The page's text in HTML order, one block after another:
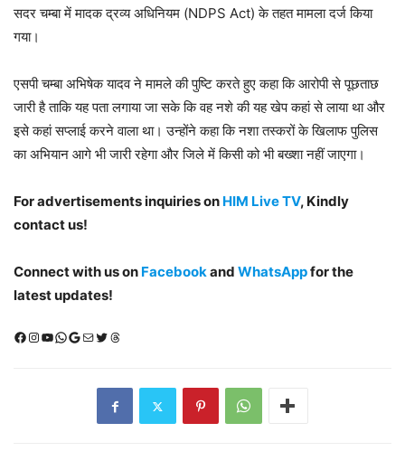
सदर चम्बा में मादक द्रव्य अधिनियम (NDPS Act) के तहत मामला दर्ज किया
गया।
एसपी चम्बा अभिषेक यादव ने मामले की पुष्टि करते हुए कहा कि आरोपी से पूछताछ
जारी है ताकि यह पता लगाया जा सके कि वह नशे की यह खेप कहां से लाया था और
इसे कहां सप्लाई करने वाला था। उन्होंने कहा कि नशा तस्करों के खिलाफ पुलिस
का अभियान आगे भी जारी रहेगा और जिले में किसी को भी बख्शा नहीं जाएगा।
For advertisements inquiries on HIM Live TV, Kindly
contact us!
Connect with us on Facebookand WhatsAppfor the
latest updates!
Facebook
Instagram
YouTube
WhatsApp
Google
MailX (Twitter)
Threads